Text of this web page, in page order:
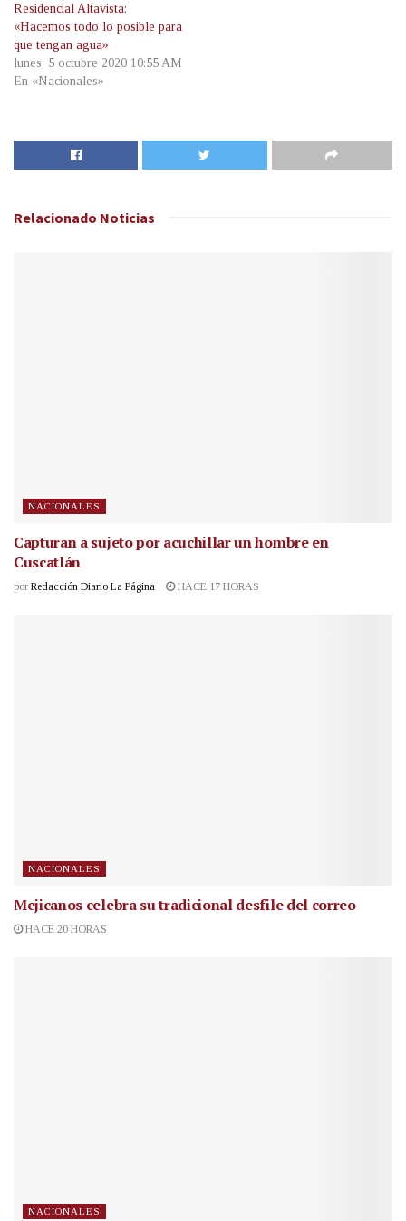
Residencial Altavista:
«Hacemos todo lo posible para
que tengan agua»
lunes, 5 octubre 2020 10:55 AM
En «Nacionales»
Relacionado Noticias
NACIONALES
Capturan a sujeto por acuchillar un hombre en
Cuscatlán
por Redacción Diario La Página HACE 17 HORAS
NACIONALES
Mejicanos celebra su tradicional desfile del correo
HACE 20 HORAS
NACIONALES